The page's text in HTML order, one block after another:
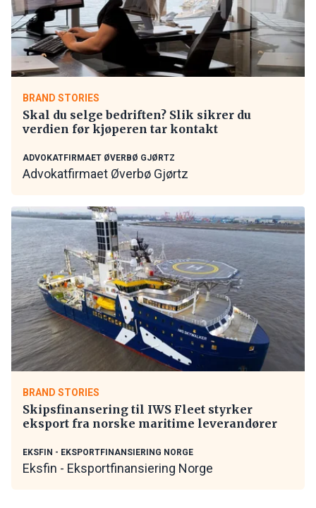
BRAND STORIES
Skal du selge bedriften? Slik sikrer du
verdien før kjøperen tar kontakt
ADVOKATFIRMAET ØVERBØ GJØRTZ
Advokatfirmaet Øverbø Gjørtz
BRAND STORIES
Skipsfinansering til IWS Fleet styrker
eksport fra norske maritime leverandører
EKSFIN - EKSPORTFINANSIERING NORGE
Eksfin - Eksportfinansiering Norge